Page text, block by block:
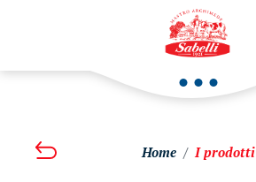
Home I prodotti